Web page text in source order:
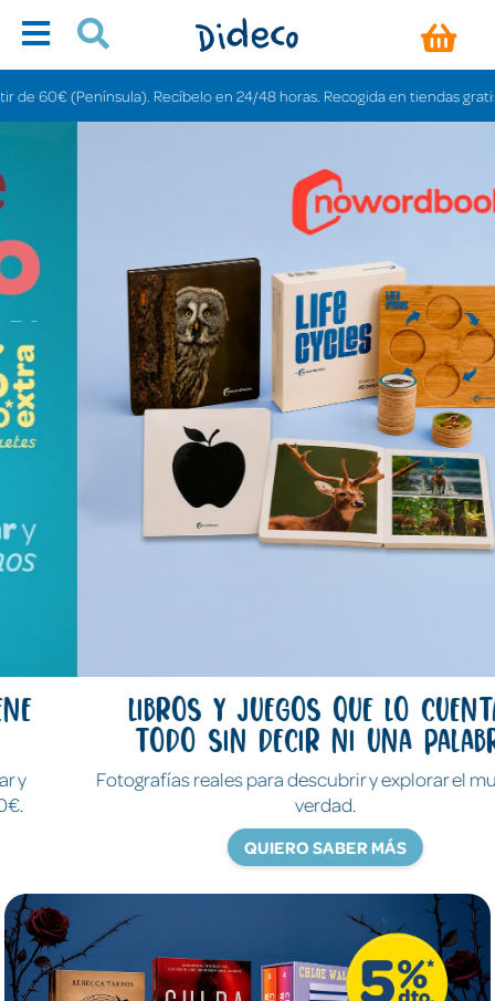
Recíbelo en 24/48 horas. Recogida en tiendas gratis en 3-6 días.
Libros y juegos que lo cuentan
todo sin decir ni una palabra
Fotografías reales para descubrir y explorar el mundo de
QUIERO SABER MÁS